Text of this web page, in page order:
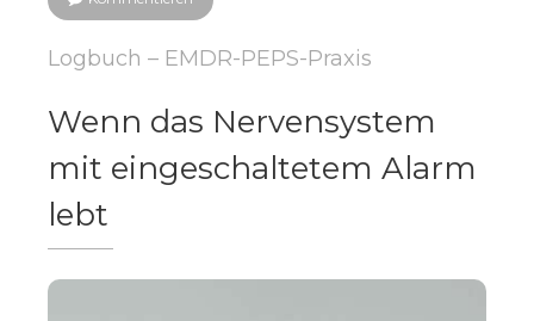
Logbuch – EMDR-PEPS-Praxis
Wenn das Nervensystem
mit eingeschaltetem Alarm
lebt